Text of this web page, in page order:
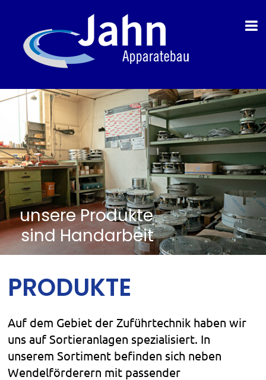
sind Handarbeit
unsere Produkte
PRODUKTE
Auf dem Gebiet der Zuführtechnik haben wir
uns auf Sortieranlagen spezialisiert. In
unserem Sortiment befinden sich neben
Wendelförderern mit passender